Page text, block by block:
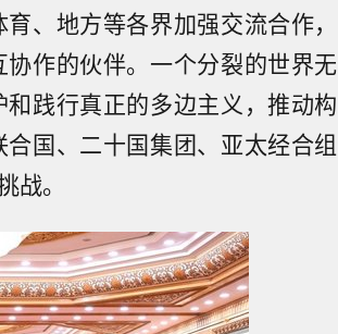
、地方等各界加强交流合作，
作的伙伴。一个分裂的世界无
践行真正的多边主义，推动构
国、二十国集团、亚太经合组
战。